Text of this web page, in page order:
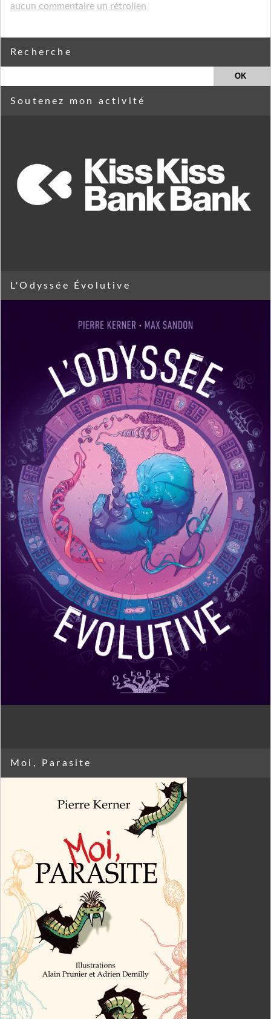
aucun commentaire un rétrolien
Recherche
Soutenez mon activité
L'Odyssée Évolutive
Moi, Parasite